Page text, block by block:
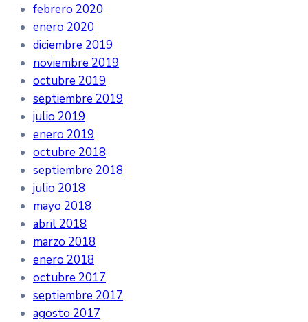
febrero 2020
enero 2020
diciembre 2019
noviembre 2019
octubre 2019
septiembre 2019
julio 2019
enero 2019
octubre 2018
septiembre 2018
julio 2018
mayo 2018
abril 2018
marzo 2018
enero 2018
octubre 2017
septiembre 2017
agosto 2017